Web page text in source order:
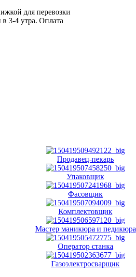
для перевозки
3-4 утра. Оплата
Продавец-пекарь
Упаковщик
Фасовщик
Комплектовщик
Мастер маникюра и педикюра
Оператор станка
Газоэлектросварщик